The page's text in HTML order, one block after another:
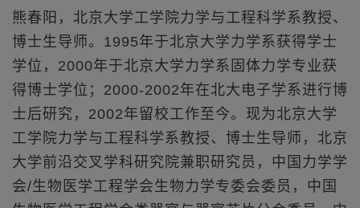
熊春阳，北京大学工学院力学与工程科学系教授、
博士生导师。1995年于北京大学力学系获得学士
学位，2000年于北京大学力学系固体力学专业获
得博士学位；2000-2002年在北大电子学系进行博
士后研究，2002年留校工作至今。现为北京大学
工学院力学与工程科学系教授、博士生导师，北京
大学前沿交叉学科研究院兼职研究员，中国力学学
会/生物医学工程学会生物力学专委会委员，中国